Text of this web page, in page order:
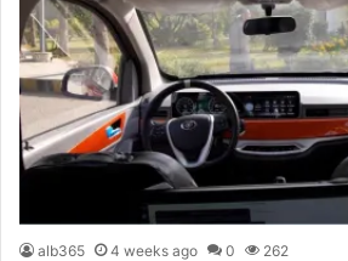
alb365 4 weeks ago 0 262